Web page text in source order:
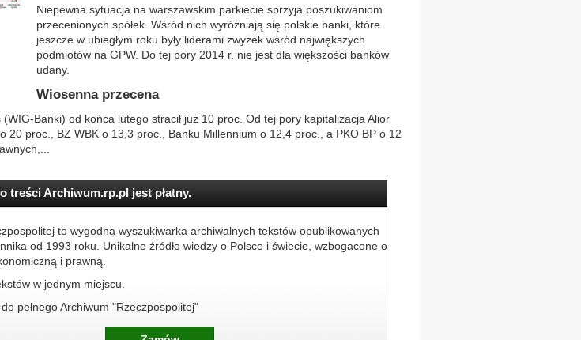
Niepewna sytuacja na warszawskim parkiecie sprzyja poszukiwaniom
przecenionych spółek. Wśród nich wyróżniają się polskie banki, które
jeszcze w ubiegłym roku były liderami zwyżek wśród największych
podmiotów na GPW. Do tej pory 2014 r. nie jest dla większości banków
udany.
Wiosenna przecena
Banki) od końca lutego stracił już 10 proc. Od tej pory kapitalizacja Alior
20 proc., BZ WBK o 13,3 proc., Banku Millennium o 12,4 proc., a PKO BP o 12
treści Archiwum.rp.pl jest płatny.
to wygodna wyszukiwarka archiwalnych tekstów opublikowanych
od 1993 roku. Unikalne źródło wiedzy o Polsce i świecie, wzbogacone o
i prawną.
w jednym miejscu.
pełnego Archiwum "Rzeczpospolitej"